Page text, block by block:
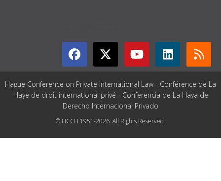
Hague Conference on Private International Law - Conférence de La
Haye de droit international privé - Conferencia de La Haya de
Derecho Internacional Privado
© HCCH 1951-2026. All Rights Reserved.